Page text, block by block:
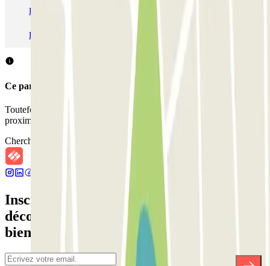
Parking Aéroport Roland Garros La Réunion P4 Longue Durée
Parking Aéroport Barcelone Parking Aéroport Beauvais
Ce parking ne permet pas de réserver avec Parclick.
Toutefois, vous pouvez réserver une place dans les parkings à
proximité que nous vous proposons.
Chercher des parkings à proximité
Inscrivez-vous à notre newsletter et
découvrez des réductions, des concours et
bien d'autres surprises.